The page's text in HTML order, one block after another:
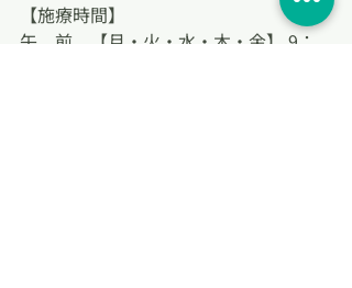
【施療時間】
午　前　【月・火・水・木・金】 9：